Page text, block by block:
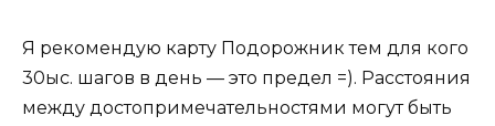
Я рекомендую карту Подорожник тем для кого
30ыс. шагов в день — это предел =). Расстояния
между достопримечательностями могут быть